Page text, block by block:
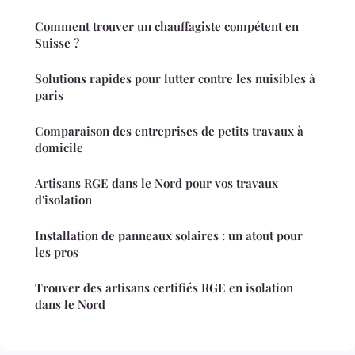
Comment trouver un chauffagiste compétent en
Suisse ?
Solutions rapides pour lutter contre les nuisibles à
paris
Comparaison des entreprises de petits travaux à
domicile
Artisans RGE dans le Nord pour vos travaux
d'isolation
Installation de panneaux solaires : un atout pour
les pros
Trouver des artisans certifiés RGE en isolation
dans le Nord